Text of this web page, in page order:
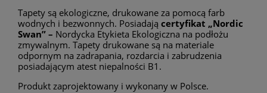
Tapety są ekologiczne, drukowane za pomocą farb
wodnych i bezwonnych. Posiadają certyfikat „Nordic
Swan” – Nordycka Etykieta Ekologiczna na podłożu
zmywalnym. Tapety drukowane są na materiale
odpornym na zadrapania, rozdarcia i zabrudzenia
posiadającym atest niepalności B1.
Produkt zaprojektowany i wykonany w Polsce.